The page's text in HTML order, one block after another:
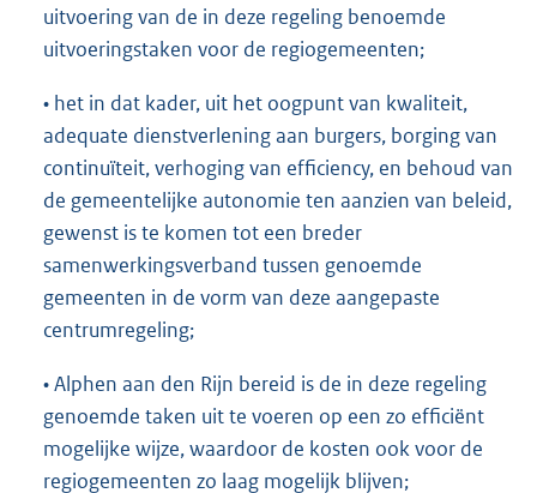
uitvoering van de in deze regeling benoemde
uitvoeringstaken voor de regiogemeenten;
• het in dat kader, uit het oogpunt van kwaliteit,
adequate dienstverlening aan burgers, borging van
continuïteit, verhoging van efficiency, en behoud van
de gemeentelijke autonomie ten aanzien van beleid,
gewenst is te komen tot een breder
samenwerkingsverband tussen genoemde
gemeenten in de vorm van deze aangepaste
centrumregeling;
• Alphen aan den Rijn bereid is de in deze regeling
genoemde taken uit te voeren op een zo efficiënt
mogelijke wijze, waardoor de kosten ook voor de
regiogemeenten zo laag mogelijk blijven;